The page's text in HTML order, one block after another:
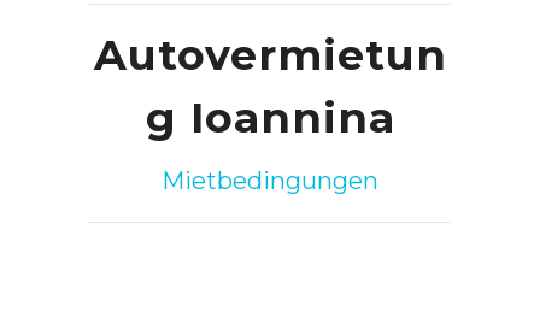
Autovermietun
g Ioannina
Mietbedingungen